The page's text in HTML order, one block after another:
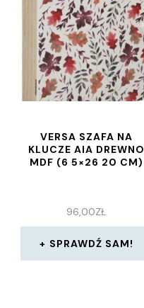
VERSA SZAFA NA
KLUCZE AIA DREWNO
MDF (6 5×26 20 CM)
96,00ZŁ
SPRAWDŹ SAM!